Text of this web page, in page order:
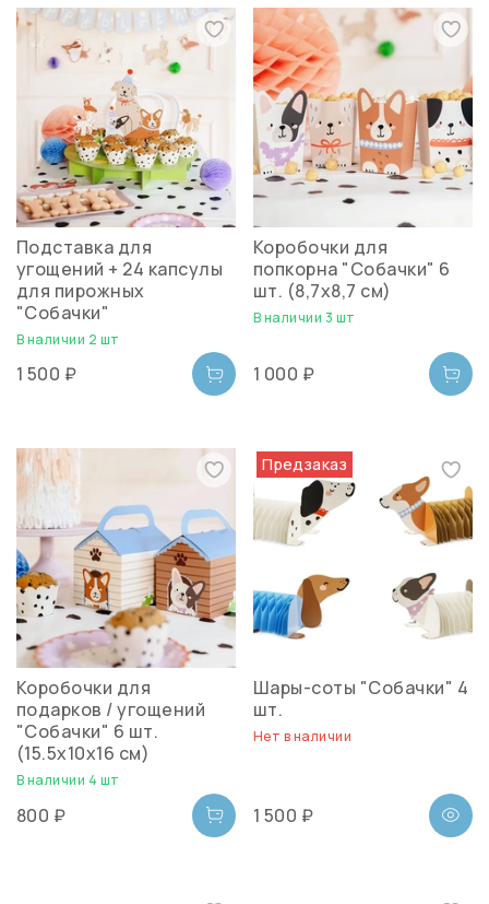
Подставка для
угощений + 24 капсулы
для пирожных
"Собачки"
В наличии 2 шт
1 500 ₽
Коробочки для
попкорна "Собачки" 6
шт. (8,7х8,7 см)
В наличии 3 шт
1 000 ₽
Коробочки для
подарков / угощений
"Собачки" 6 шт.
(15.5x10x16 см)
В наличии 4 шт
800 ₽
Предзаказ
Шары-соты "Собачки" 4
шт.
Нет в наличии
1 500 ₽